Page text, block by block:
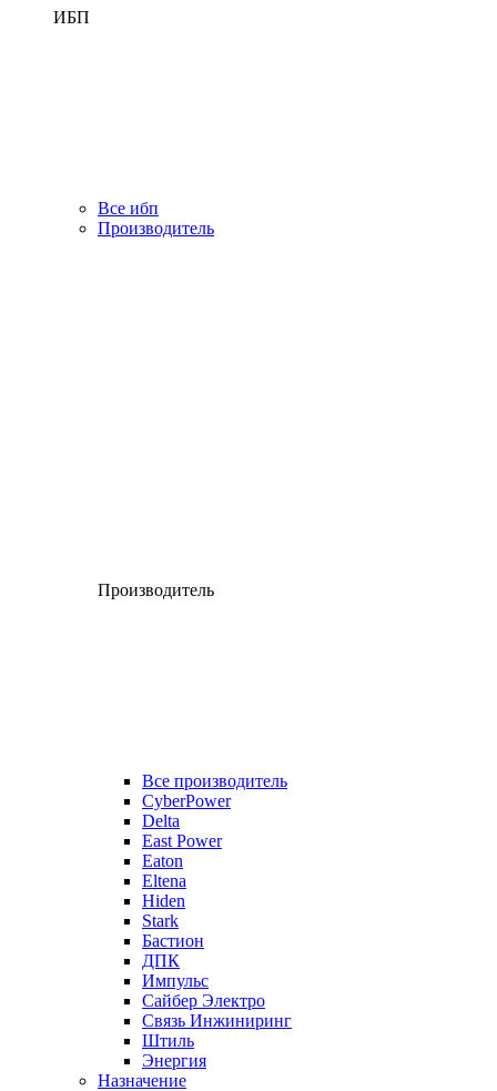
ИБП
Все ибп
Производитель
Производитель
Все производитель
CyberPower
Delta
East Power
Eaton
Eltena
Hiden
Stark
Бастион
ДПК
Импульс
Сайбер Электро
Связь Инжиниринг
Штиль
Энергия
Назначение